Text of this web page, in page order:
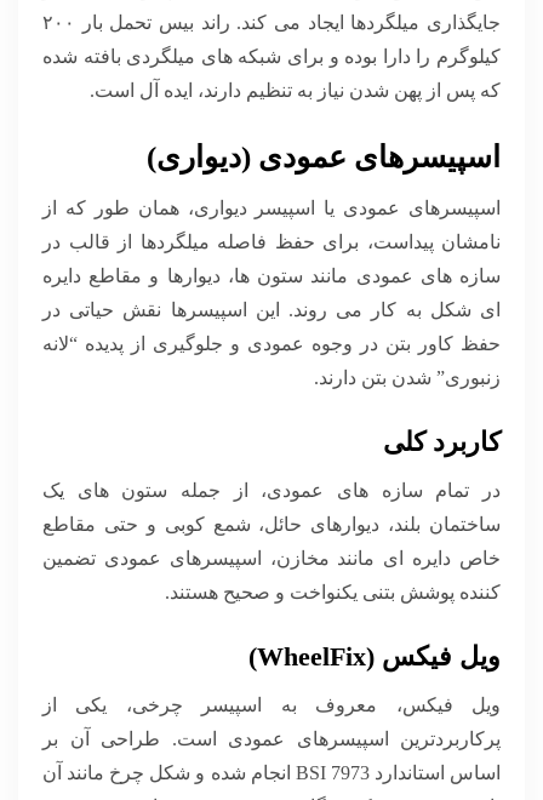
جایگذاری میلگردها ایجاد می کند. راند بیس تحمل بار ۲۰۰
کیلوگرم را دارا بوده و برای شبکه های میلگردی بافته شده
که پس از پهن شدن نیاز به تنظیم دارند، ایده آل است.
اسپیسرهای عمودی (دیواری)
اسپیسرهای عمودی یا اسپیسر دیواری، همان طور که از
نامشان پیداست، برای حفظ فاصله میلگردها از قالب در
سازه های عمودی مانند ستون ها، دیوارها و مقاطع دایره
ای شکل به کار می روند. این اسپیسرها نقش حیاتی در
حفظ کاور بتن در وجوه عمودی و جلوگیری از پدیده “لانه
زنبوری” شدن بتن دارند.
کاربرد کلی
در تمام سازه های عمودی، از جمله ستون های یک
ساختمان بلند، دیوارهای حائل، شمع کوبی و حتی مقاطع
خاص دایره ای مانند مخازن، اسپیسرهای عمودی تضمین
کننده پوشش بتنی یکنواخت و صحیح هستند.
ویل فیکس (WheelFix)
ویل فیکس، معروف به اسپیسر چرخی، یکی از
پرکاربردترین اسپیسرهای عمودی است. طراحی آن بر
اساس استاندارد BSI 7973 انجام شده و شکل چرخ مانند آن